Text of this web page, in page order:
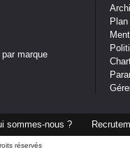
marque
sommes-nous ?
réservés